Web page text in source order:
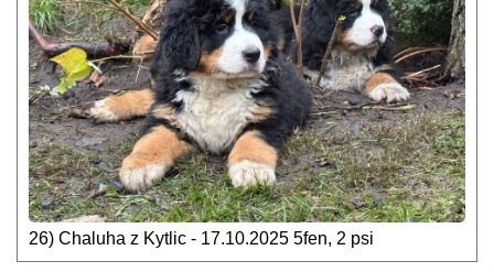
26) Chaluha z Kytlic - 17.10.2025 5fen, 2 psi